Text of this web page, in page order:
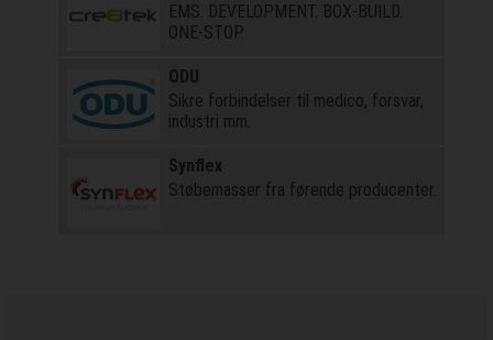
EMS. DEVELOPMENT. BOX-BUILD.
ONE-STOP.
ODU
Sikre forbindelser til medico, forsvar,
industri mm.
Synflex
Støbemasser fra førende producenter.